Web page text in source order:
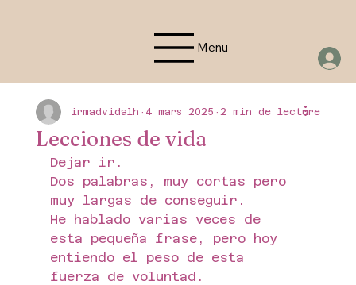
Menu
Lecciones de vida
irmadvidalh 4 mars 2025 2 min de lecture
Dejar ir.
Dos palabras, muy cortas pero
muy largas de conseguir.
He hablado varias veces de
esta pequeña frase, pero hoy
entiendo el peso de esta
fuerza de voluntad.